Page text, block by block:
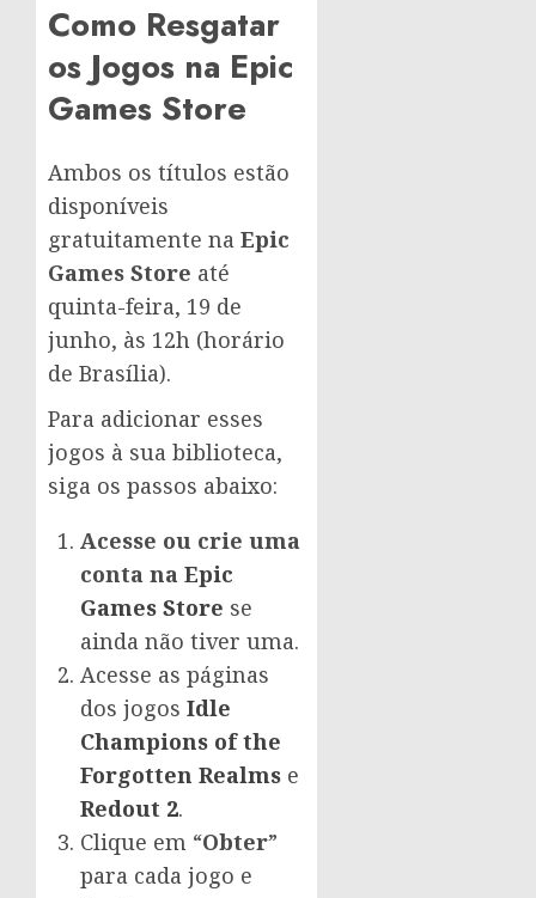
Como Resgatar
os Jogos na Epic
Games Store
Ambos os títulos estão
disponíveis
gratuitamente na Epic
Games Store até
quinta-feira, 19 de
junho, às 12h (horário
de Brasília).
Para adicionar esses
jogos à sua biblioteca,
siga os passos abaixo:
Acesse ou crie uma
conta na Epic
Games Store se
ainda não tiver uma.
Acesse as páginas
dos jogos Idle
Champions of the
Forgotten Realms e
Redout 2.
Clique em “Obter”
para cada jogo e